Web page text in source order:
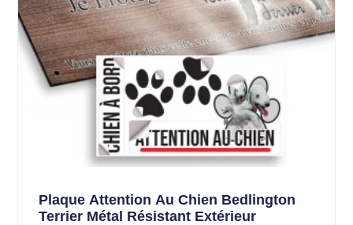
Plaque Attention Au Chien Bedlington
Terrier Métal Résistant Extérieur